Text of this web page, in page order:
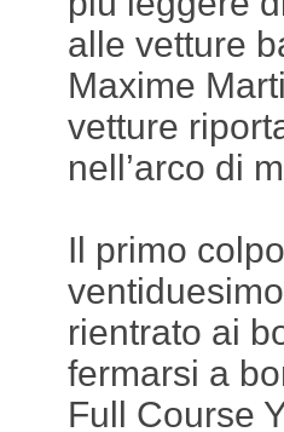
alle vetture
Maxime
vetture
nell’arco di
Il primo
rientrato ai
fermarsi a
Full Course